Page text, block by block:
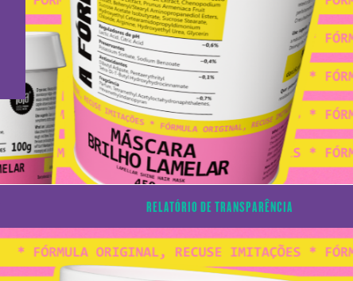
RELATÓRIO DE TRANSPARÊNCIA